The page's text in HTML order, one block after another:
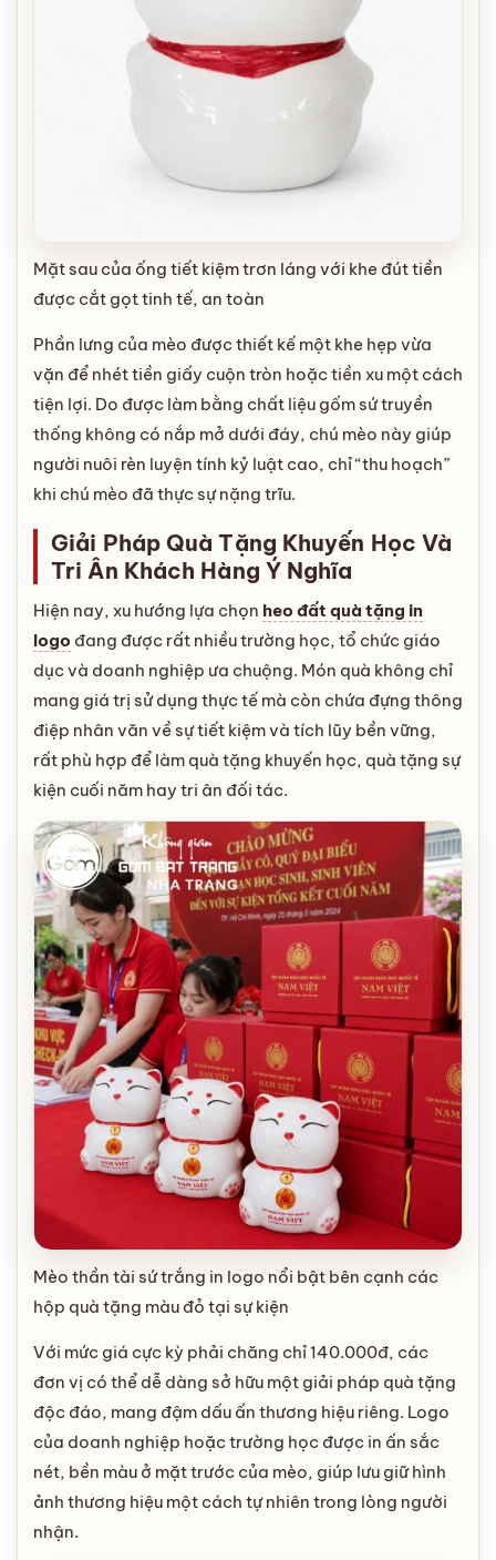
Mặt sau của ống tiết kiệm trơn láng với khe đút tiền
được cắt gọt tinh tế, an toàn
Phần lưng của mèo được thiết kế một khe hẹp vừa
vặn để nhét tiền giấy cuộn tròn hoặc tiền xu một cách
tiện lợi. Do được làm bằng chất liệu gốm sứ truyền
thống không có nắp mở dưới đáy, chú mèo này giúp
người nuôi rèn luyện tính kỷ luật cao, chỉ “thu hoạch”
khi chú mèo đã thực sự nặng trĩu.
Giải Pháp Quà Tặng Khuyến Học Và
Tri Ân Khách Hàng Ý Nghĩa
Hiện nay, xu hướng lựa chọn heo đất quà tặng in
logo đang được rất nhiều trường học, tổ chức giáo
dục và doanh nghiệp ưa chuộng. Món quà không chỉ
mang giá trị sử dụng thực tế mà còn chứa đựng thông
điệp nhân văn về sự tiết kiệm và tích lũy bền vững,
rất phù hợp để làm quà tặng khuyến học, quà tặng sự
kiện cuối năm hay tri ân đối tác.
Mèo thần tài sứ trắng in logo nổi bật bên cạnh các
hộp quà tặng màu đỏ tại sự kiện
Với mức giá cực kỳ phải chăng chỉ 140.000đ, các
đơn vị có thể dễ dàng sở hữu một giải pháp quà tặng
độc đáo, mang đậm dấu ấn thương hiệu riêng. Logo
của doanh nghiệp hoặc trường học được in ấn sắc
nét, bền màu ở mặt trước của mèo, giúp lưu giữ hình
ảnh thương hiệu một cách tự nhiên trong lòng người
nhận.